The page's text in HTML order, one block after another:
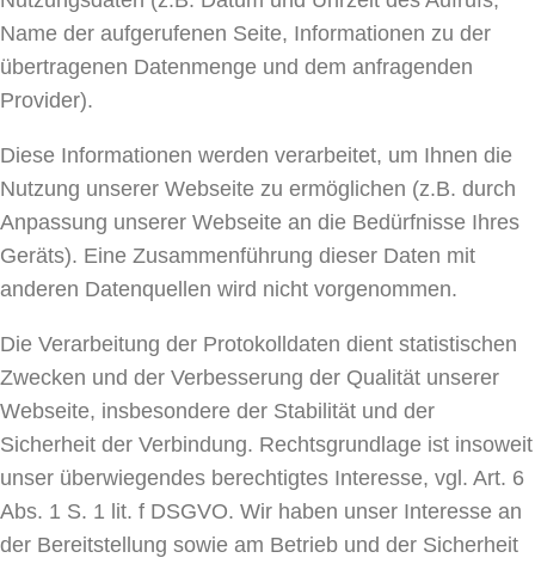
Name der aufgerufenen Seite, Informationen zu der
übertragenen Datenmenge und dem anfragenden
Provider).
Diese Informationen werden verarbeitet, um Ihnen die
Nutzung unserer Webseite zu ermöglichen (z.B. durch
Anpassung unserer Webseite an die Bedürfnisse Ihres
Geräts). Eine Zusammenführung dieser Daten mit
anderen Datenquellen wird nicht vorgenommen.
Die Verarbeitung der Protokolldaten dient statistischen
Zwecken und der Verbesserung der Qualität unserer
Webseite, insbesondere der Stabilität und der
Sicherheit der Verbindung. Rechtsgrundlage ist insoweit
unser überwiegendes berechtigtes Interesse, vgl. Art. 6
Abs. 1 S. 1 lit. f DSGVO. Wir haben unser Interesse an
der Bereitstellung sowie am Betrieb und der Sicherheit